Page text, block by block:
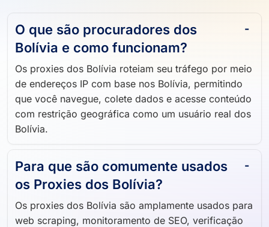
O que são procuradores dos
Bolívia e como funcionam?
Os proxies dos Bolívia roteiam seu tráfego por meio
de endereços IP com base nos Bolívia, permitindo
que você navegue, colete dados e acesse conteúdo
com restrição geográfica como um usuário real dos
Bolívia.
Para que são comumente usados ​​
os Proxies dos Bolívia?
Os proxies dos Bolívia são amplamente usados ​​para
web scraping, monitoramento de SEO, verificação